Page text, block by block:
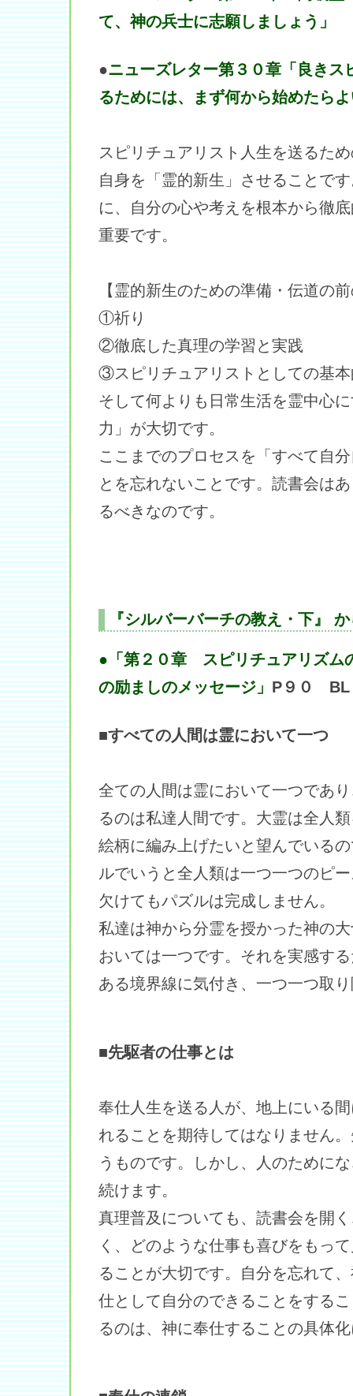
て、神の兵士に志願しましょう」
●ニューズレター第３０章「良きス
るためには、まず何から始めたら
スピリチュアリスト人生を送るた
自身を「霊的新生」させることで
に、自分の心や考えを根本から徹
重要です。
【霊的新生のための準備・伝道の
①祈り
②徹底した真理の学習と実践
③スピリチュアリストとしての基
そして何よりも日常生活を霊中心
力」が大切です。
ここまでのプロセスを「すべて自
とを忘れないことです。読書会は
るべきなのです。
『シルバーバーチの教え・下』
●「第２０章 スピリチュアリズム
の励ましのメッセージ」 P９０
■すべての人間は霊において一つ
全ての人間は霊において一つであ
るのは私達人間です。大霊は全人
絵柄に編み上げたいと望んでいる
ルでいうと全人類は一つ一つのピ
欠けてもパズルは完成しません。
私達は神から分霊を授かった神の
おいては一つです。それを実感す
ある境界線に気付き、一つ一つ取
■先駆者の仕事とは
奉仕人生を送る人が、地上にいる
れることを期待してはなりません
うものです。しかし、人のために
続けます。
真理普及についても、読書会を開
く、どのような仕事も喜びをもっ
ることが大切です。自分を忘れて
仕として自分のできることをする
るのは、神に奉仕することの具体